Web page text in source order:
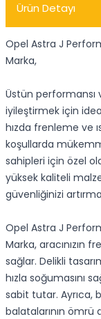
Ürün Detayı
Opel Astra J
Marka,
Üstün performansı
iyileştirmek için
hızda frenleme ve
koşullarda
sahipleri için özel
yüksek kaliteli
güvenliğinizi
Opel Astra J
Marka, aracınızın
sağlar. Delikli
hızla soğumasını
sabit tutar. Ayrıca,
balatalarının ömrü